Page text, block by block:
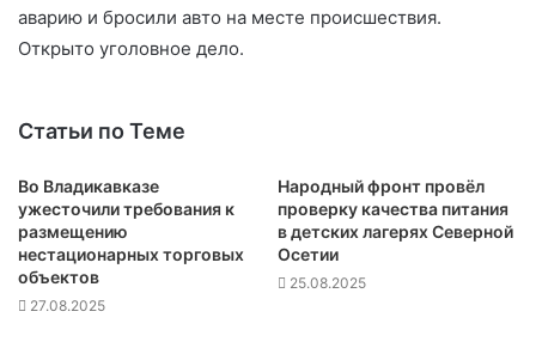
аварию и бросили авто на месте происшествия.
Открыто уголовное дело.
Статьи по Теме
Во Владикавказе
ужесточили требования к
размещению
нестационарных торговых
объектов
27.08.2025
Народный фронт провёл
проверку качества питания
в детских лагерях Северной
Осетии
25.08.2025